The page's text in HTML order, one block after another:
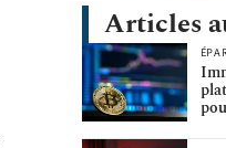
Articles